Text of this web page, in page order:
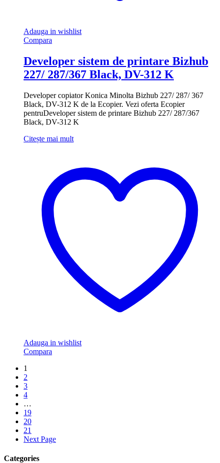
Adauga in wishlist
Compara
Developer sistem de printare Bizhub
227/ 287/367 Black, DV-312 K
Developer copiator Konica Minolta Bizhub 227/ 287/ 367
Black, DV-312 K de la Ecopier. Vezi oferta Ecopier
pentruDeveloper sistem de printare Bizhub 227/ 287/367
Black, DV-312 K
Citește mai mult
Adauga in wishlist
Compara
1
2
3
4
…
19
20
21
Next Page
Categories